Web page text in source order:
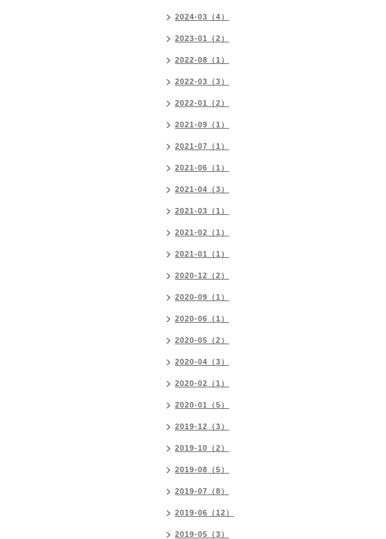
2024-03（4）
2023-01（2）
2022-08（1）
2022-03（3）
2022-01（2）
2021-09（1）
2021-07（1）
2021-06（1）
2021-04（3）
2021-03（1）
2021-02（1）
2021-01（1）
2020-12（2）
2020-09（1）
2020-06（1）
2020-05（2）
2020-04（3）
2020-02（1）
2020-01（5）
2019-12（3）
2019-10（2）
2019-08（5）
2019-07（8）
2019-06（12）
2019-05（3）